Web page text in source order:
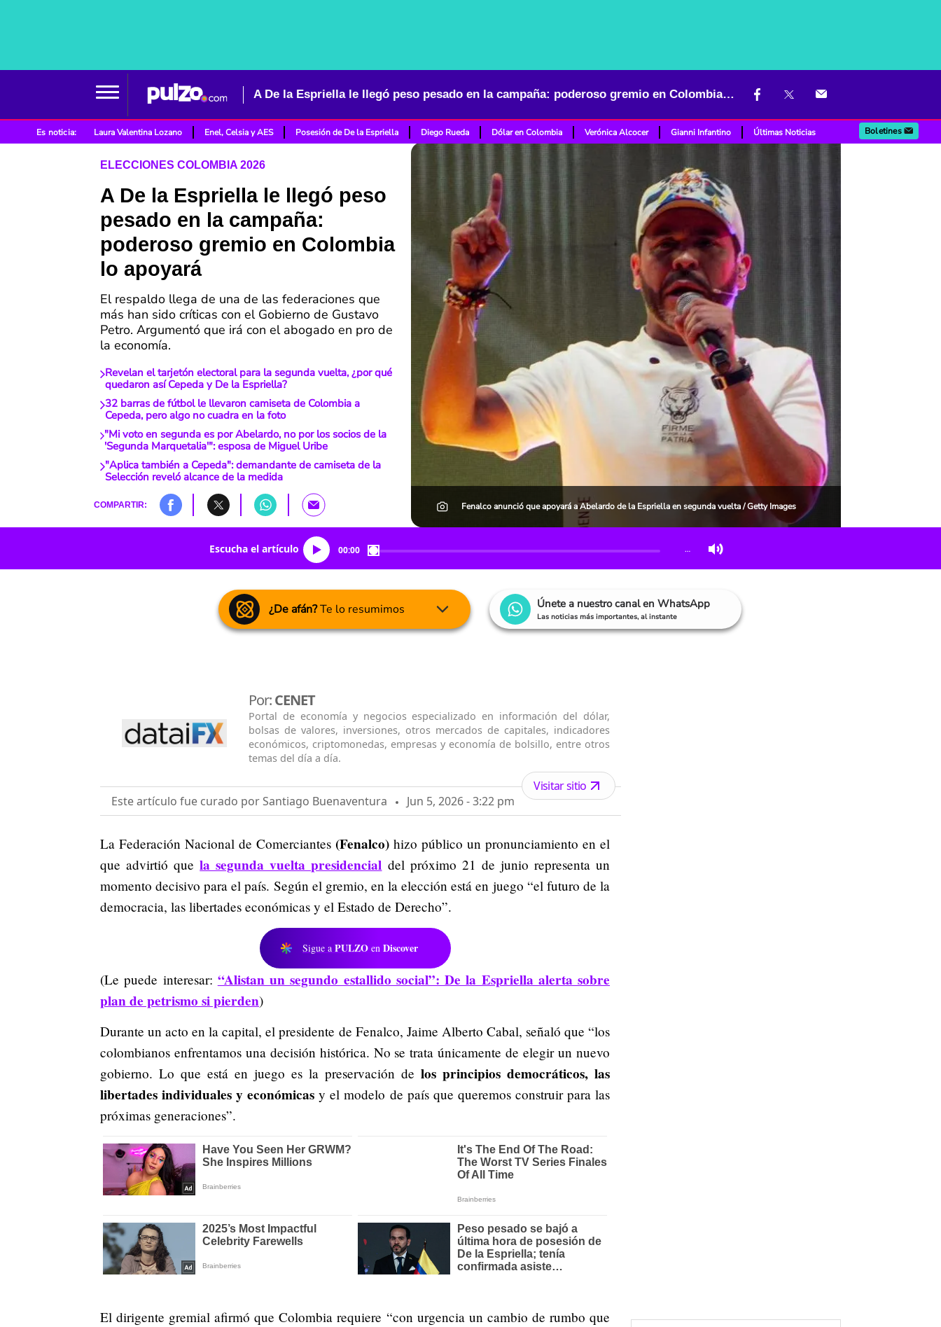
A De la Espriella le llegó peso pesado en la campaña: poderoso gremio en Colombia lo apoyará
Es noticia: Laura Valentina Lozano Enel, Celsia y AES Posesión de De la Espriella Diego Rueda Dólar en Colombia Verónica Alcocer Gianni Infantino Últimas Noticias Boletines
ELECCIONES COLOMBIA 2026
A De la Espriella le llegó peso
pesado en la campaña:
poderoso gremio en Colombia
lo apoyará
El respaldo llega de una de las federaciones que
más han sido críticas con el Gobierno de Gustavo
Petro. Argumentó que irá con el abogado en pro de
la economía.
Revelan el tarjetón electoral para la segunda vuelta, ¿por qué
quedaron así Cepeda y De la Espriella?
32 barras de fútbol le llevaron camiseta de Colombia a
Cepeda, pero algo no cuadra en la foto
"Mi voto en segunda es por Abelardo, no por los socios de la
'Segunda Marquetalia'": esposa de Miguel Uribe
"Aplica también a Cepeda": demandante de camiseta de la
Selección reveló alcance de la medida
COMPARTIR: Fenalco anunció que apoyará a Abelardo de la Espriella en segunda vuelta / Getty Images
Escucha el artículo 00:00 …
¿De afán?Te lo resumimos Únete a nuestro canal en WhatsApp
Las noticias más importantes, al instante
Por:CENET
Portal de economía y negocios especializado en información del dólar,
bolsas de valores, inversiones, otros mercados de capitales, indicadores
económicos, criptomonedas, empresas y economía de bolsillo, entre otros
temas del día a día.
Este artículo fue curado por Santiago Buenaventura Jun 5, 2026 - 3:22 pm
Visitar sitio
La Federación Nacional de Comerciantes (Fenalco) hizo público un pronunciamiento en el
que advirtió quela segunda vuelta presidencial del próximo 21 de junio representa un
momento decisivo para el país. Según el gremio, en la elección está en juego “el futuro de la
democracia, las libertades económicas y el Estado de Derecho”.
Sigue a PULZO en Discover
(Le puede interesar: “Alistan un segundo estallido social”: De la Espriella alerta sobre
plan de petrismo si pierden)
Durante un acto en la capital, el presidente de Fenalco, Jaime Alberto Cabal, señaló que “los
colombianos enfrentamos una decisión histórica. No se trata únicamente de elegir un nuevo
gobierno. Lo que está en juego es la preservación de los principios democráticos, las
libertades individuales y económicas y el modelo de país que queremos construir para las
próximas generaciones”.
El dirigente gremial afirmó que Colombia requiere “con urgencia un cambio de rumbo que